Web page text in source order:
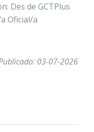
Des de GCTPlus
Oficial/a
03-07-2026